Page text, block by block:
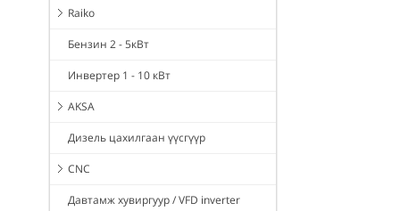
Raiko
Бензин 2 - 5кВт
Инвертер 1 - 10 кВт
AKSA
Дизель цахилгаан үүсгүүр
CNC
Давтамж хувиргуур / VFD inverter